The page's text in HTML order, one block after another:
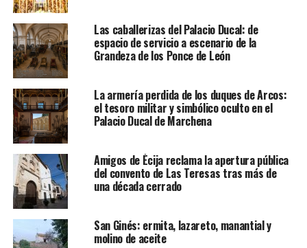
Las caballerizas del Palacio Ducal: de
espacio de servicio a escenario de la
Grandeza de los Ponce de León
La armería perdida de los duques de Arcos:
el tesoro militar y simbólico oculto en el
Palacio Ducal de Marchena
Amigos de Écija reclama la apertura pública
del convento de Las Teresas tras más de
una década cerrado
San Ginés: ermita, lazareto, manantial y
molino de aceite